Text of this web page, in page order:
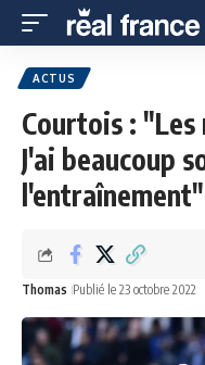
ACTUS
Courtois : "Les
J'ai beaucoup
l'entraînement"
Thomas Publié le 23 octobre 2022